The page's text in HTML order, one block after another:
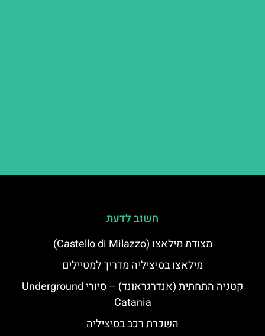
חשוב לדעת
מצודת מילאצו (Castello di Milazzo)
מילאצו בסיציליה מדריך למטיילים
קטניה התחתית (אנדרגראונד) – סיורי Underground
Catania
השכרת רכב בסיציליה